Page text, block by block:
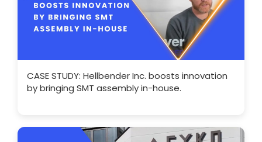
CASE STUDY: Hellbender Inc. boosts innovation
by bringing SMT assembly in-house.